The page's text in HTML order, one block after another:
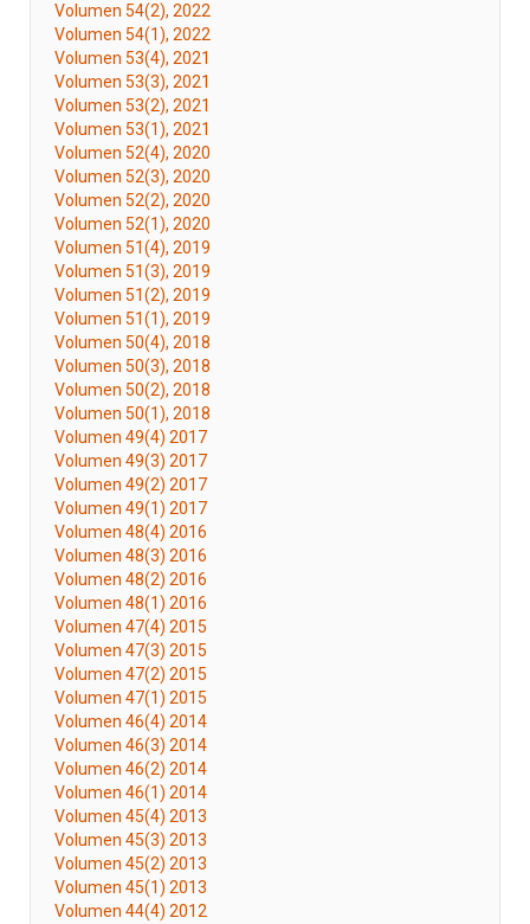
Volumen 54(2), 2022
Volumen 54(1), 2022
Volumen 53(4), 2021
Volumen 53(3), 2021
Volumen 53(2), 2021
Volumen 53(1), 2021
Volumen 52(4), 2020
Volumen 52(3), 2020
Volumen 52(2), 2020
Volumen 52(1), 2020
Volumen 51(4), 2019
Volumen 51(3), 2019
Volumen 51(2), 2019
Volumen 51(1), 2019
Volumen 50(4), 2018
Volumen 50(3), 2018
Volumen 50(2), 2018
Volumen 50(1), 2018
Volumen 49(4) 2017
Volumen 49(3) 2017
Volumen 49(2) 2017
Volumen 49(1) 2017
Volumen 48(4) 2016
Volumen 48(3) 2016
Volumen 48(2) 2016
Volumen 48(1) 2016
Volumen 47(4) 2015
Volumen 47(3) 2015
Volumen 47(2) 2015
Volumen 47(1) 2015
Volumen 46(4) 2014
Volumen 46(3) 2014
Volumen 46(2) 2014
Volumen 46(1) 2014
Volumen 45(4) 2013
Volumen 45(3) 2013
Volumen 45(2) 2013
Volumen 45(1) 2013
Volumen 44(4) 2012